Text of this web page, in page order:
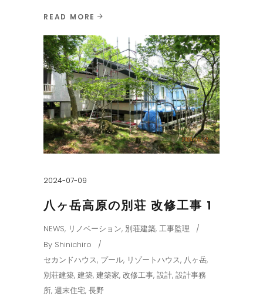
READ MORE
2024-07-09
八ヶ岳高原の別荘 改修工事 1
NEWS, リノベーション, 別荘建築, 工事監理
By Shinichiro
セカンドハウス, プール, リゾートハウス, 八ヶ岳,
別荘建築, 建築, 建築家, 改修工事, 設計, 設計事務
所, 週末住宅, 長野